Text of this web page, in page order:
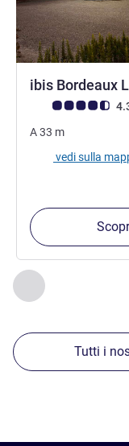
Precedente -
Pagina ,
ibis Bordeaux
Giudizio clienti
A33 m
vedi sulla
Tutti i